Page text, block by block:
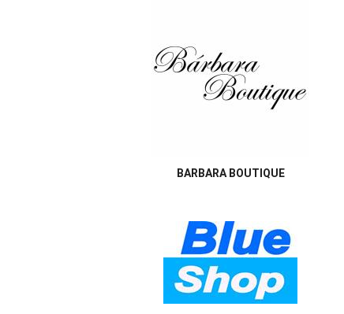
BARBARA BOUTIQUE